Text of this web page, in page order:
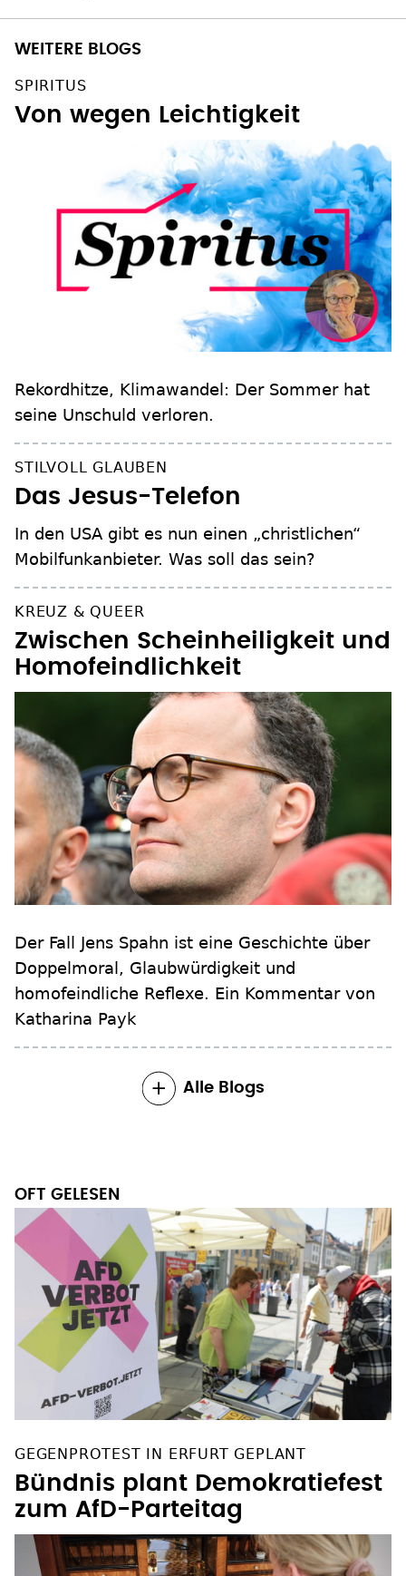
WEITERE BLOGS
SPIRITUS
Von wegen Leichtigkeit
Rekordhitze, Klimawandel: Der Sommer hat
seine Unschuld verloren.
STILVOLL GLAUBEN
Das Jesus-Telefon
In den USA gibt es nun einen „christlichen“
Mobilfunkanbieter. Was soll das sein?
KREUZ & QUEER
Zwischen Scheinheiligkeit und
Homofeindlichkeit
Der Fall Jens Spahn ist eine Geschichte über
Doppelmoral, Glaubwürdigkeit und
homofeindliche Reflexe. Ein Kommentar von
Katharina Payk
Alle Blogs
OFT GELESEN
GEGENPROTEST IN ERFURT GEPLANT
Bündnis plant Demokratiefest
zum AfD-Parteitag